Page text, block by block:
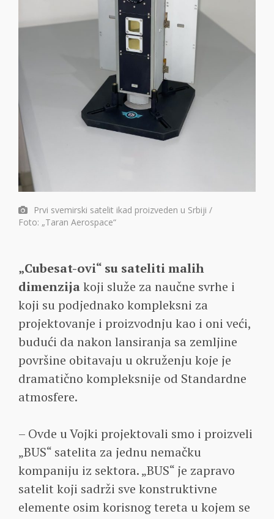
Prvi svemirski satelit ikad proizveden u Srbiji /
Foto: „Taran Aerospace“
„Cubesat-ovi“ su sateliti malih
dimenzijakoji služe za naučne svrhe i
koji su podjednako kompleksni za
projektovanje i proizvodnju kao i oni veći,
budući da nakon lansiranja sa zemljine
površine obitavaju u okruženju koje je
dramatično kompleksnije od Standardne
atmosfere.
– Ovde u Vojki projektovali smo i proizveli
„BUS“ satelita za jednu nemačku
kompaniju iz sektora. „BUS“ je zapravo
satelit koji sadrži sve konstruktivne
elemente osim korisnog tereta u kojem se